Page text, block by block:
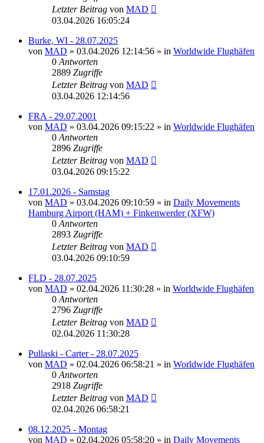
Letzter Beitrag von MAD
03.04.2026 16:05:24
Burke, WI - 28.07.2025
von MAD » 03.04.2026 12:14:56 » in Worldwide Flughäfen
0 Antworten
2889 Zugriffe
Letzter Beitrag von MAD
03.04.2026 12:14:56
FRA - 29.07.2001
von MAD » 03.04.2026 09:15:22 » in Worldwide Flughäfen
0 Antworten
2896 Zugriffe
Letzter Beitrag von MAD
03.04.2026 09:15:22
17.01.2026 - Samstag
von MAD » 03.04.2026 09:10:59 » in Daily Movements
Hamburg Airport (HAM) + Finkenwerder (XFW)
0 Antworten
2893 Zugriffe
Letzter Beitrag von MAD
03.04.2026 09:10:59
FLD - 28.07.2025
von MAD » 02.04.2026 11:30:28 » in Worldwide Flughäfen
0 Antworten
2796 Zugriffe
Letzter Beitrag von MAD
02.04.2026 11:30:28
Pullaski - Carter - 28.07.2025
von MAD » 02.04.2026 06:58:21 » in Worldwide Flughäfen
0 Antworten
2918 Zugriffe
Letzter Beitrag von MAD
02.04.2026 06:58:21
08.12.2025 - Montag
von MAD » 02.04.2026 05:58:20 » in Daily Movements